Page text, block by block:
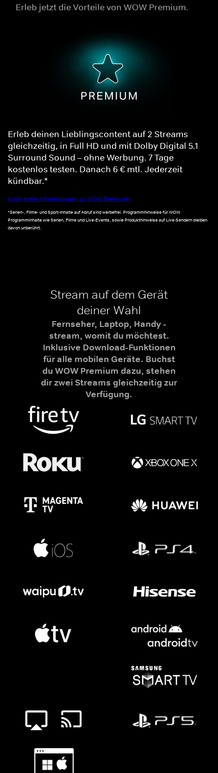
Erleb jetzt die Vorteile von WOW Premium.
Erleb deinen Lieblingscontent auf 2 Streams
gleichzeitig, in Full HD und mit Dolby Digital 5.1
Surround Sound – ohne Werbung. 7 Tage
kostenlos testen. Danach 6 € mtl. Jederzeit
kündbar.*
Noch mehr Informationen zu WOW Premium
*Serien-, Filme- und Sport-Inhalte auf Abruf sind werbefrei. Programmhinweise für WOW
Programminhalte wie Serien, Filme und Live-Events, sowie Produkthinweise auf Live-Sendern bleiben
davon unberührt.
Stream auf dem Gerät
deiner Wahl
Fernseher, Laptop, Handy -
stream, womit du möchtest.
Inklusive Download-Funktionen
für alle mobilen Geräte. Buchst
du WOW Premium dazu, stehen
dir zwei Streams gleichzeitig zur
Verfügung.